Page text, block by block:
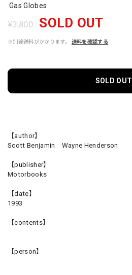
Gas Globes
¥3,800 SOLD OUT
※別途送料がかかります。 送料を確認する
SOLD OUT
【author】
Scott Benjamin Wayne Henderson
【publisher】
Motorbooks
【date】
1993
【contents】
【person】